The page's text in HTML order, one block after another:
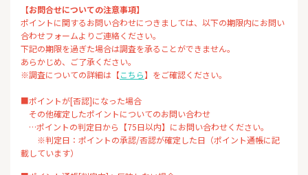
【お問合せについての注意事項】
ポイントに関するお問い合わせにつきましては、以下の期限内にお問い
合わせフォームよりご連絡ください。
下記の期限を過ぎた場合は調査を承ることができません。
あらかじめ、ご了承ください。
※調査についての詳細は【こちら】をご確認ください。
■ポイントが[否認]になった場合
その他確定したポイントについてのお問い合わせ
…ポイントの判定日から【75日以内】にお問い合わせください。
※判定日：ポイントの承認/否認が確定した日（ポイント通帳に記
載しています）